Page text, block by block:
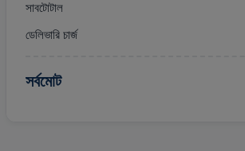
সাবটোটাল
ডেলিভারি চার্জ
সর্বমোট